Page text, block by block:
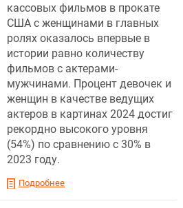
кассовых фильмов в прокате
США с женщинами в главных
ролях оказалось впервые в
истории равно количеству
фильмов с актерами-
мужчинами. Процент девочек и
женщин в качестве ведущих
актеров в картинах 2024 достиг
рекордно высокого уровня
(54%) по сравнению с 30% в
2023 году.
Подробнее